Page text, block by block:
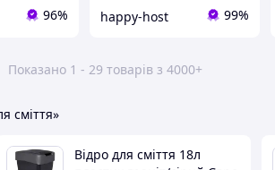
96% happy-host 99%
Показано 1 - 29 товарів з 4000+
сміття»
Відро для сміття 18л